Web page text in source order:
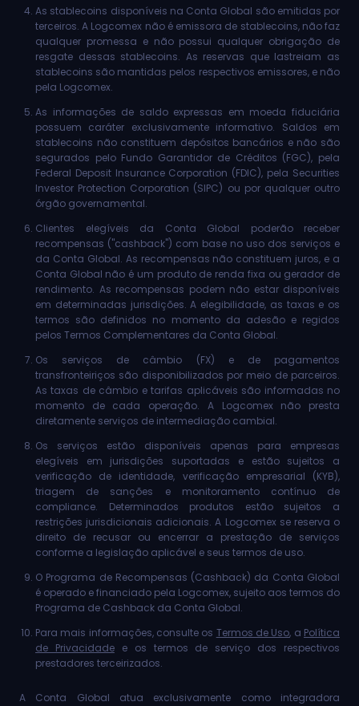
As stablecoins disponíveis na Conta Global são emitidas por
terceiros. A Logcomex não é emissora de stablecoins, não faz
qualquer promessa e não possui qualquer obrigação de
resgate dessas stablecoins. As reservas que lastreiam as
stablecoins são mantidas pelos respectivos emissores, e não
pela Logcomex.
As informações de saldo expressas em moeda fiduciária
possuem caráter exclusivamente informativo. Saldos em
stablecoins não constituem depósitos bancários e não são
segurados pelo Fundo Garantidor de Créditos (FGC), pela
Federal Deposit Insurance Corporation (FDIC), pela Securities
Investor Protection Corporation (SIPC) ou por qualquer outro
órgão governamental.
Clientes elegíveis da Conta Global poderão receber
recompensas ("cashback") com base no uso dos serviços e
da Conta Global. As recompensas não constituem juros, e a
Conta Global não é um produto de renda fixa ou gerador de
rendimento. As recompensas podem não estar disponíveis
em determinadas jurisdições. A elegibilidade, as taxas e os
termos são definidos no momento da adesão e regidos
pelos Termos Complementares da Conta Global.
Os serviços de câmbio (FX) e de pagamentos
transfronteiriços são disponibilizados por meio de parceiros.
As taxas de câmbio e tarifas aplicáveis são informadas no
momento de cada operação. A Logcomex não presta
diretamente serviços de intermediação cambial.
Os serviços estão disponíveis apenas para empresas
elegíveis em jurisdições suportadas e estão sujeitos a
verificação de identidade, verificação empresarial (KYB),
triagem de sanções e monitoramento contínuo de
compliance. Determinados produtos estão sujeitos a
restrições jurisdicionais adicionais. A Logcomex se reserva o
direito de recusar ou encerrar a prestação de serviços
conforme a legislação aplicável e seus termos de uso.
O Programa de Recompensas (Cashback) da Conta Global
é operado e financiado pela Logcomex, sujeito aos termos do
Programa de Cashback da Conta Global.
Para mais informações, consulte os Termos de Uso, a Política
de Privacidadee os termos de serviço dos respectivos
prestadores terceirizados.
A Conta Global atua exclusivamente como integradora